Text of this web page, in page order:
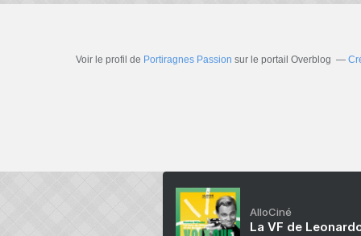
Voir le profil de Portiragnes Passion sur le portail Overblog
AlloCiné
La VF de